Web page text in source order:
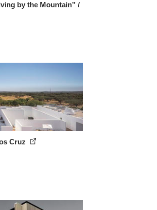
by the Mountain” /
Cruz